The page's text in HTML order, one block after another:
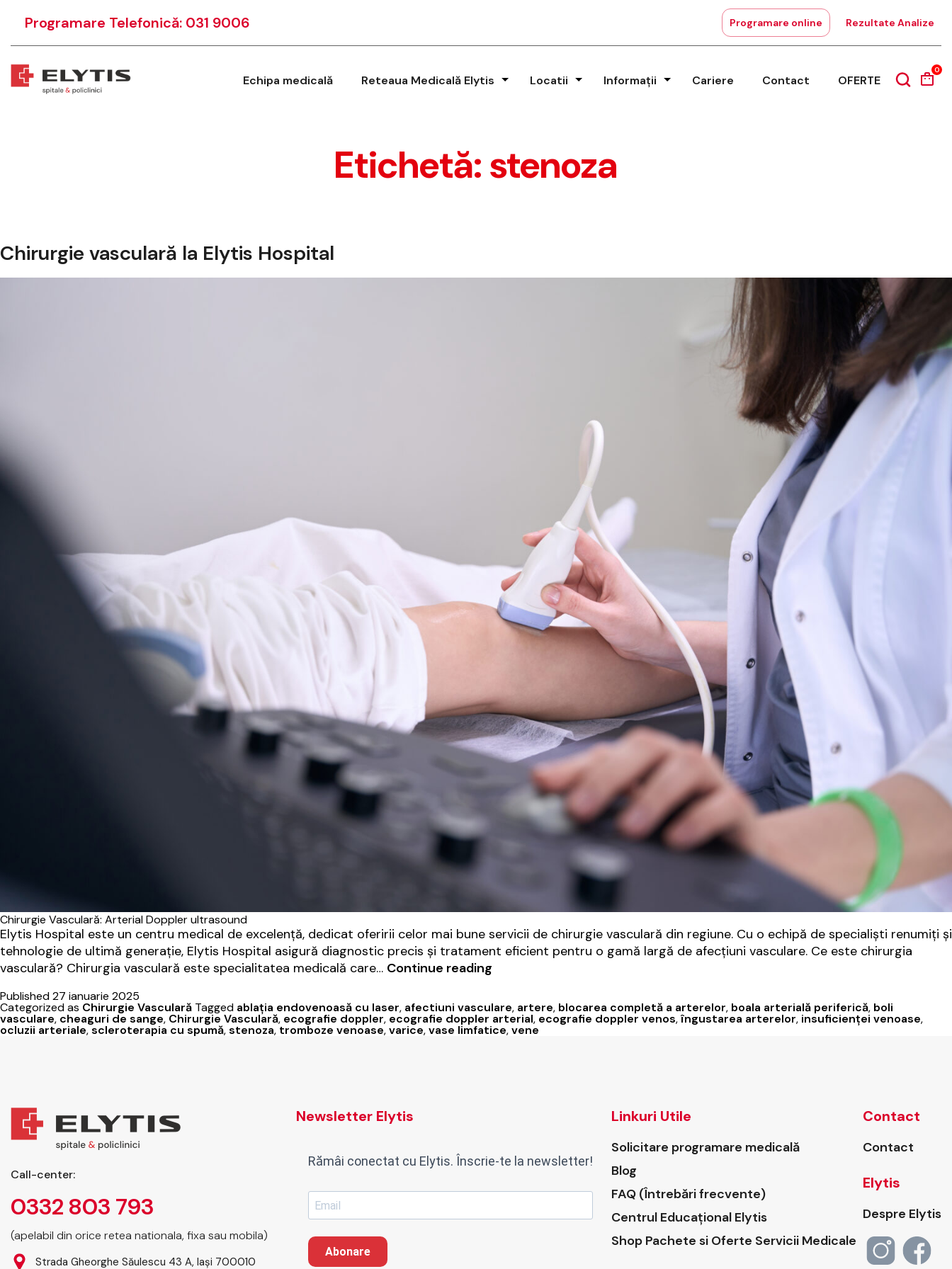
Programare Telefonică: 031 9006 Programare online Rezultate Analize
Echipa medicală Reteaua Medicală Elytis Locatii Informații Cariere Contact OFERTE
0
Etichetă:stenoza
Chirurgie vasculară la Elytis Hospital
Chirurgie Vasculară: Arterial Doppler ultrasound
Elytis Hospital este un centru medical de excelență, dedicat oferirii celor mai bune servicii de chirurgie vasculară din regiune. Cu o echipă de specialiști renumiți și
tehnologie de ultimă generație, Elytis Hospital asigură diagnostic precis și tratament eficient pentru o gamă largă de afecțiuni vasculare. Ce este chirurgia
vasculară? Chirurgia vasculară este specialitatea medicală care… Continue reading
la
Elytis
Hospital
Published27 ianuarie 2025
Categorized as Chirurgie Vasculară Tagged ablația endovenoasă cu laser, afectiuni vasculare, artere, blocarea completă a arterelor, boala arterială periferică, boli
vasculare, cheaguri de sange, Chirurgie Vasculară, ecografie doppler, ecografie doppler arterial, ecografie doppler venos,îngustarea arterelor, insuficienței venoase,
ocluzii arteriale,scleroterapia cu spumă,stenoza, tromboze venoase,varice,vase limfatice,vene
Call-center:
0332 803 793
(apelabil din orice retea nationala, fixa sau mobila)
Strada Gheorghe Săulescu 43 A, Iași 700010
Newsletter Elytis
Rămâi conectat cu Elytis. Înscrie-te la newsletter!
Abonare
Linkuri Utile
Solicitare programare medicală
Blog
FAQ (Întrebări frecvente)
Centrul Educațional Elytis
Shop Pachete si Oferte Servicii Medicale
Contact
Contact
Elytis
Despre Elytis